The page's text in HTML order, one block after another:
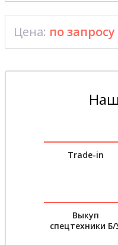
Цена: по запросу
Trade-in
Выкуп
спецтехники Б/